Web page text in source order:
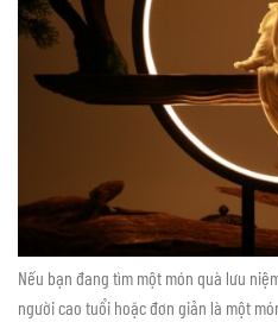
Nếu bạn đang tìm một món quà lưu
người cao tuổi hoặc đơn giản là một